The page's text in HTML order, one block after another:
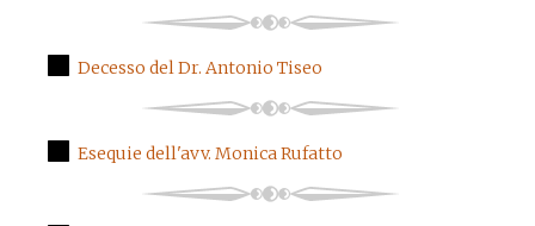
Decesso del Dr. Antonio Tiseo
Esequie dell'avv. Monica Rufatto